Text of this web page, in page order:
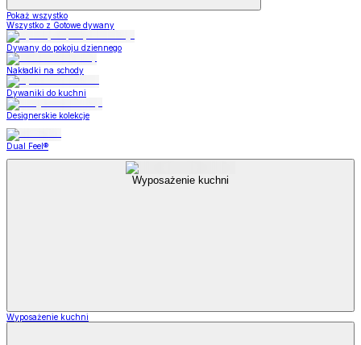
Pokaż wszystko
Wszystko z Gotowe dywany
Dywany do pokoju dziennego
Nakładki na schody
Dywaniki do kuchni
Designerskie kolekcje
Dual Feel®
Wyposażenie kuchni
Wyposażenie kuchni